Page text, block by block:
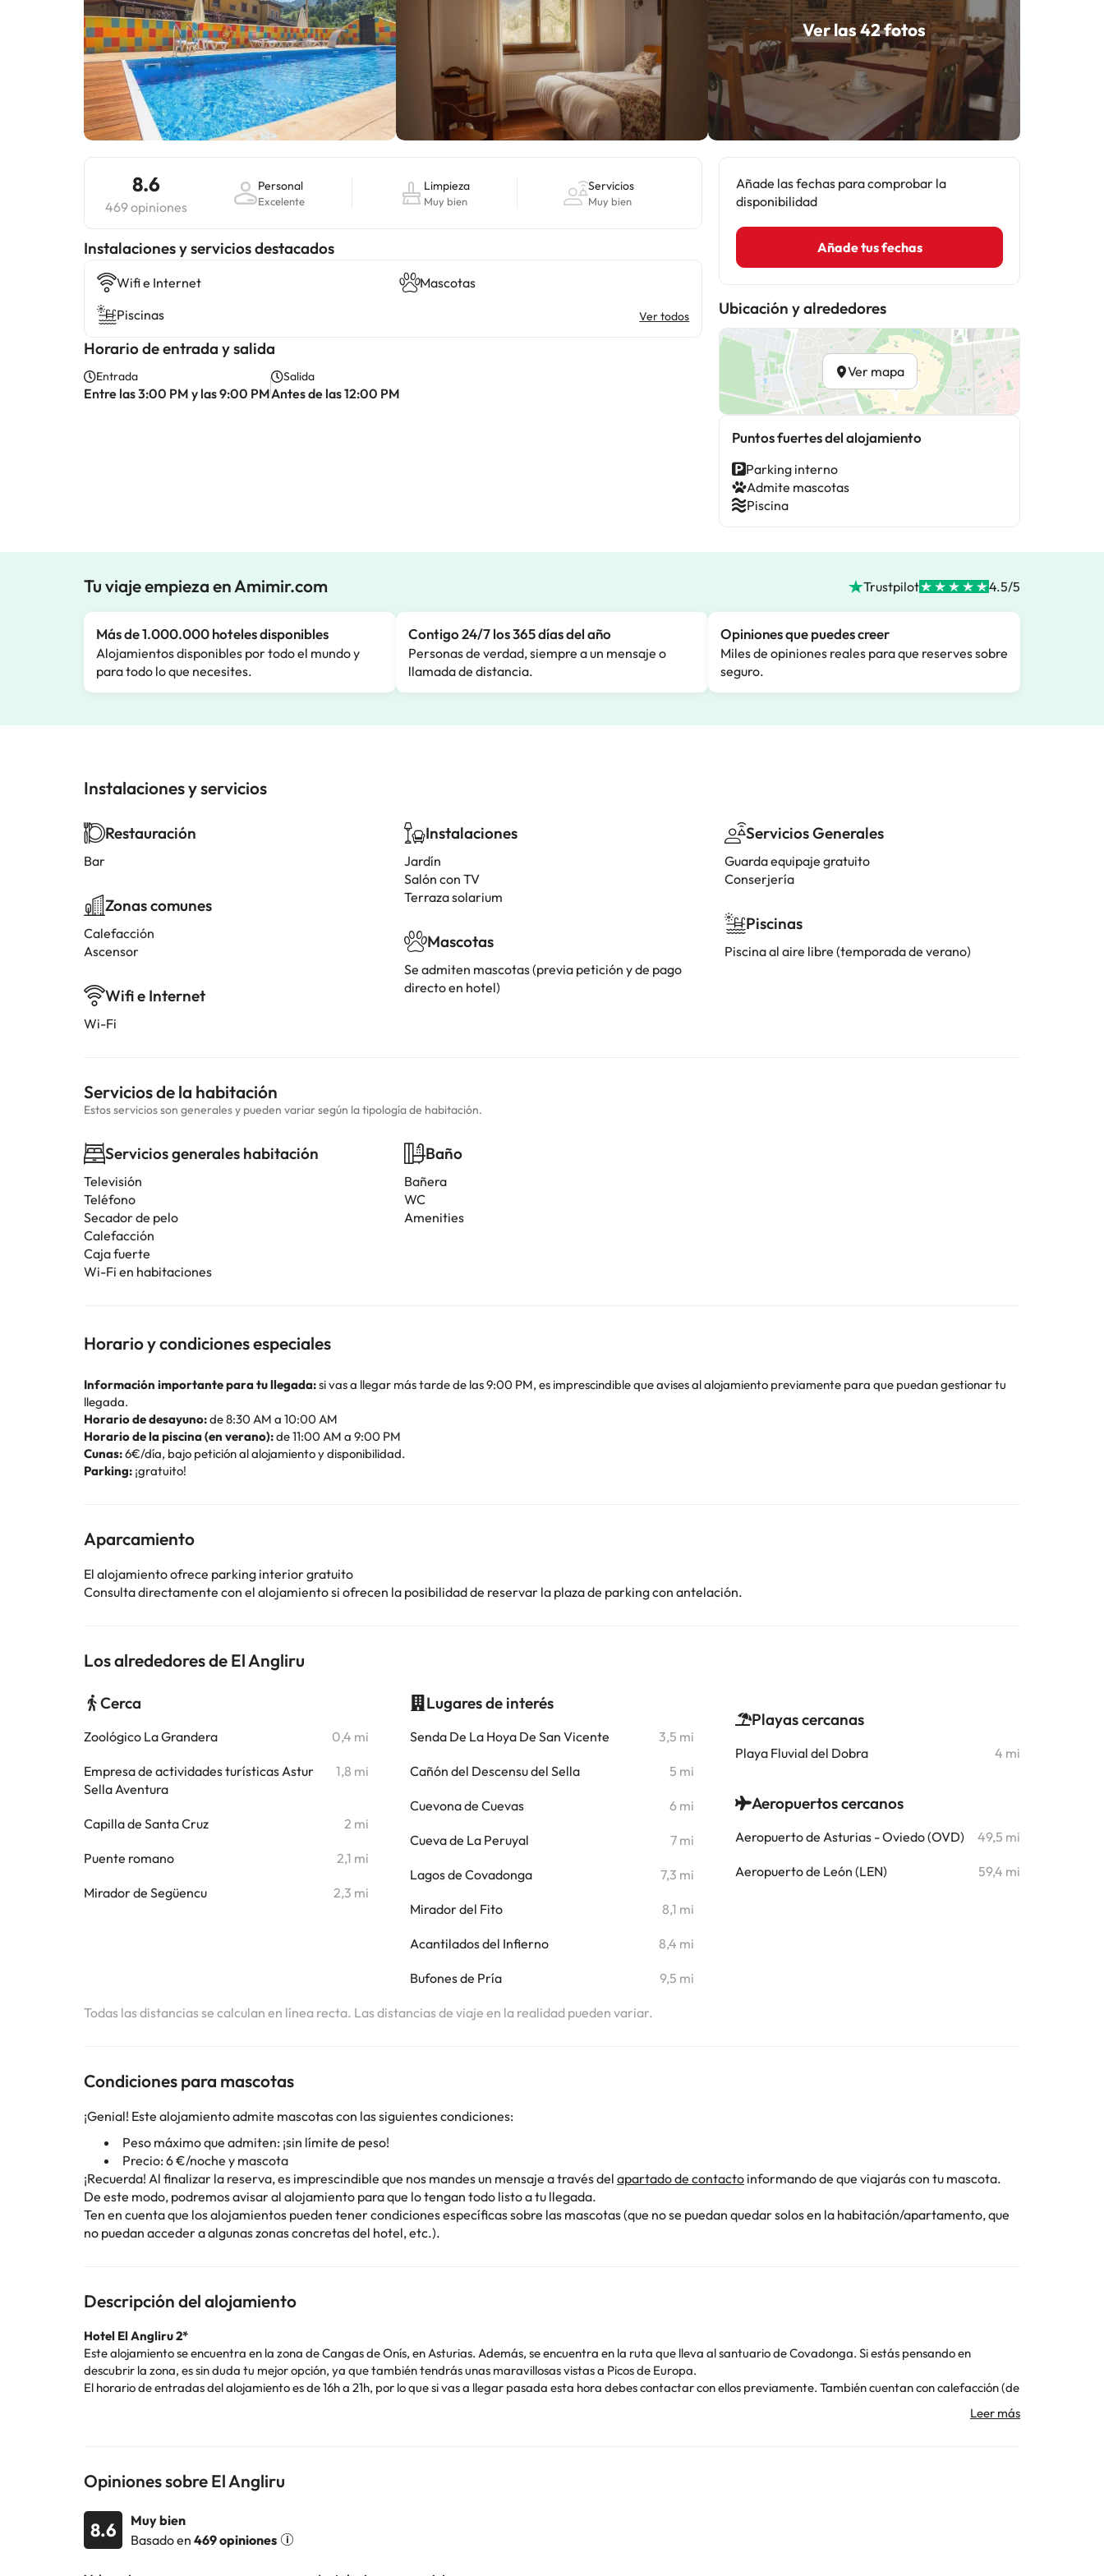
Ver las 42 fotos
8.6
469 opiniones
Personal
Excelente
Limpieza
Muy bien
Servicios
Muy bien
Instalaciones y servicios destacados
Wifi e Internet
Mascotas
Piscinas
Ver todos
Horario de entrada y salida
Entrada
Entre las 3:00 PM y las 9:00 PM
Salida
Antes de las 12:00 PM
Añade las fechas para comprobar la
disponibilidad
Añade tus fechas
Ubicación y alrededores
Ver mapa
Puntos fuertes del alojamiento
Parking interno
Admite mascotas
Piscina
Tu viaje empieza en Amimir.com Trustpilot 4.5/5
Más de 1.000.000 hoteles disponibles
Alojamientos disponibles por todo el mundo y
para todo lo que necesites.
Contigo 24/7 los 365 días del año
Personas de verdad, siempre a un mensaje o
llamada de distancia.
Opiniones que puedes creer
Miles de opiniones reales para que reserves sobre
seguro.
Instalaciones y servicios
Restauración
Bar
Zonas comunes
Calefacción
Ascensor
Wifi e Internet
Wi-Fi
Instalaciones
Jardín
Salón con TV
Terraza solarium
Mascotas
Se admiten mascotas (previa petición y de pago
directo en hotel)
Servicios Generales
Guarda equipaje gratuito
Conserjería
Piscinas
Piscina al aire libre (temporada de verano)
Servicios de la habitación
Estos servicios son generales y pueden variar según la tipología de habitación.
Servicios generales habitación
Televisión
Teléfono
Secador de pelo
Calefacción
Caja fuerte
Wi-Fi en habitaciones
Baño
Bañera
WC
Amenities
Horario y condiciones especiales
Información importante para tu llegada:si vas a llegar más tarde de las 9:00 PM, es imprescindible que avises al alojamiento previamente para que puedan gestionar tu
llegada.
Horario de desayuno:de 8:30 AM a 10:00 AM
Horario de la piscina (en verano):de 11:00 AM a 9:00 PM
Cunas:6€/día, bajo petición al alojamiento y disponibilidad.
Parking: ¡gratuito!
Aparcamiento
El alojamiento ofrece parking interior gratuito
Consulta directamente con el alojamiento si ofrecen la posibilidad de reservar la plaza de parking con antelación.
Los alrededores de El Angliru
Cerca
Zoológico La Grandera 0,4 mi
Empresa de actividades turísticas Astur
Sella Aventura
1,8 mi
Capilla de Santa Cruz 2 mi
Puente romano 2,1 mi
Mirador de Següencu 2,3 mi
Lugares de interés
Senda De La Hoya De San Vicente 3,5 mi
Cañón del Descensu del Sella 5 mi
Cuevona de Cuevas 6 mi
Cueva de La Peruyal 7 mi
Lagos de Covadonga 7,3 mi
Mirador del Fito 8,1 mi
Acantilados del Infierno 8,4 mi
Bufones de Pría 9,5 mi
Playas cercanas
Playa Fluvial del Dobra 4 mi
Aeropuertos cercanos
Aeropuerto de Asturias - Oviedo (OVD) 49,5 mi
Aeropuerto de León (LEN) 59,4 mi
Todas las distancias se calculan en línea recta. Las distancias de viaje en la realidad pueden variar.
Condiciones para mascotas
¡Genial! Este alojamiento admite mascotas con las siguientes condiciones:
Peso máximo que admiten: ¡sin límite de peso!
Precio: 6 €/noche y mascota
¡Recuerda! Al finalizar la reserva, es imprescindible que nos mandes un mensaje a través del apartado de contacto informando de que viajarás con tu mascota.
De este modo, podremos avisar al alojamiento para que lo tengan todo listo a tu llegada.
Ten en cuenta que los alojamientos pueden tener condiciones específicas sobre las mascotas (que no se puedan quedar solos en la habitación/apartamento, que
no puedan acceder a algunas zonas concretas del hotel, etc.).
Descripción del alojamiento
Hotel El Angliru 2*
Este alojamiento se encuentra en la zona de Cangas de Onís, en Asturias. Además, se encuentra en la ruta que lleva al santuario de Covadonga. Si estás pensando en
descubrir la zona, es sin duda tu mejor opción, ya que también tendrás unas maravillosas vistas a Picos de Europa.
El horario de entradas del alojamiento es de 16h a 21h, por lo que si vas a llegar pasada esta hora debes contactar con ellos previamente. También cuentan con calefacción (de
Las habitaciones están pensadas para que tengas una agradable estancia en esta bonita zona rural de Asturias, y son de construcción tradicional. Para que no tengas que
Para que desayunes, el hotel te ofrece un restaurante tipo buffet con lo indispensable para que recargues pilas y tengas la energía suficiente para descubrir la zona.
¿Viajas con mascotas? ¡Genial! Puedes preparar la maleta de tu peludito, porque este alojamiento permite que pases las vacaciones con tu mejor amigo de cuatro patas. ¡No
te olvides de nada!
En verano, podrás disfrutar de su piscina cuando haga más calor, y aprovechar para tomar el sol en sus tumbonas.
Reserva ya tu escapada a Cangas de Onis alojándote en el
Opiniones sobre El Angliru
8.6
Muy bien
Basado en 469 opiniones